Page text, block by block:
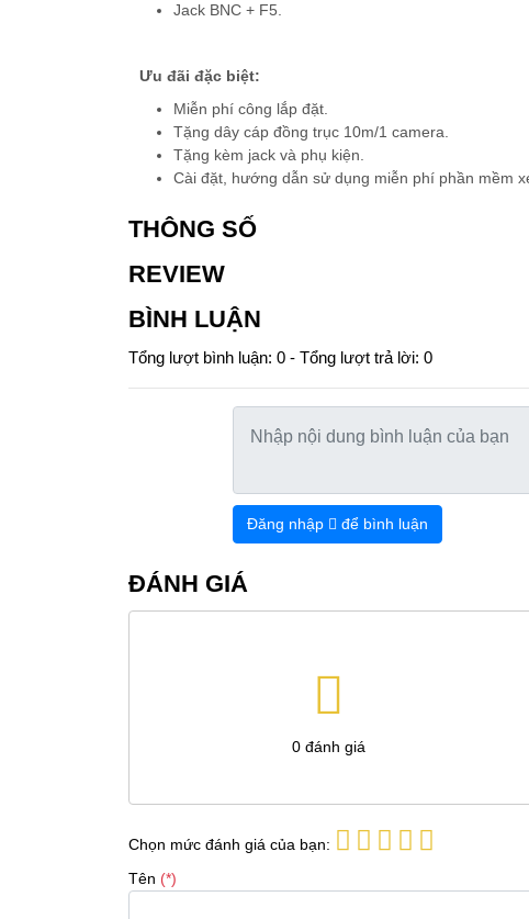
Jack BNC + F5.
Ưu đãi đặc biệt:
Miễn phí công lắp đặt.
Tặng dây cáp đồng trục 10m/1 camera.
Tặng kèm jack và phụ kiện.
Cài đặt, hướng dẫn sử dụng miễn phí phần mềm
THÔNG SỐ
REVIEW
BÌNH LUẬN
Tổng lượt bình luận: 0 - Tổng lượt trả lời: 0
Đăng nhập để bình luận
ĐÁNH GIÁ
0đánh giá
Chọn mức đánh giá của bạn:
Tên (*)